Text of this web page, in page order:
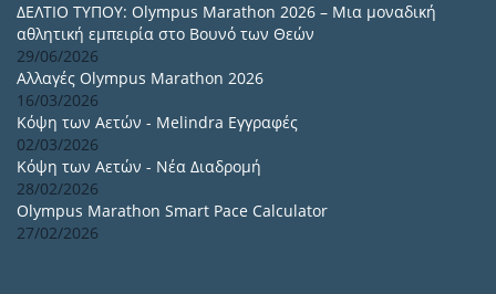
ΔΕΛΤΙΟ ΤΥΠΟΥ: Olympus Marathon 2026 – Μια μοναδική
αθλητική εμπειρία στο Βουνό των Θεών
29/06/2026
Αλλαγές Olympus Marathon 2026
16/03/2026
Κόψη των Αετών - Melindra Εγγραφές
02/03/2026
Κόψη των Αετών - Νέα Διαδρομή
28/02/2026
Olympus Marathon Smart Pace Calculator
27/02/2026